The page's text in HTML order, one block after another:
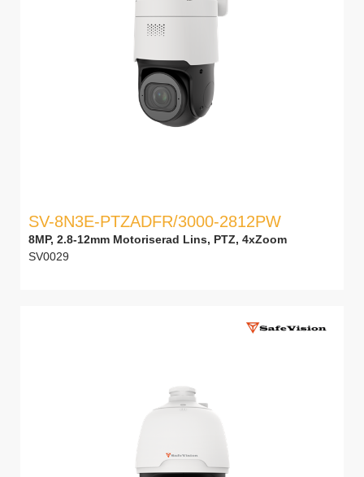
SV-8N3E-PTZADFR/3000-2812PW
8MP, 2.8-12mm Motoriserad Lins, PTZ, 4xZoom
SV0029